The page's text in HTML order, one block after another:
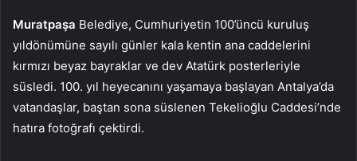
Muratpaşa Belediye, Cumhuriyetin 100’üncü kuruluş
yıldönümüne sayılı günler kala kentin ana caddelerini
kırmızı beyaz bayraklar ve dev Atatürk posterleriyle
süsledi. 100. yıl heyecanını yaşamaya başlayan Antalya’da
vatandaşlar, baştan sona süslenen Tekelioğlu Caddesi’nde
hatıra fotoğrafı çektirdi.